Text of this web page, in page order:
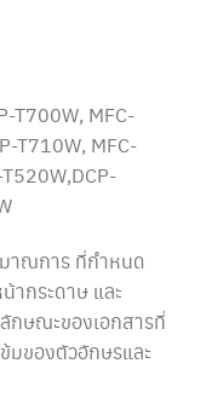
T700W, MFC-
T710W, MFC-
าณการ ที่กำหนด
กระดาษ และ
กษณะของเอกสารที่
มของตัวอักษรและ